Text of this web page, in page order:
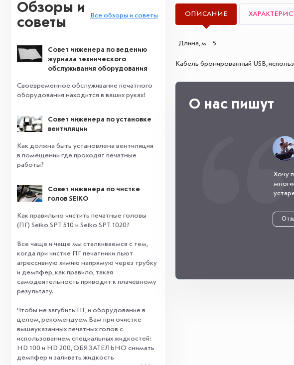
Обзоры и
советы
Все обзоры и советы
Совет инженера по ведению
журнала технического
обслуживания оборудования
Своевременное обслуживание печатного
оборудования находится в ваших руках!
Совет инженера по установке
вентиляции
Как должна быть установлена вентиляция
в помещении где проходят печатные
работы?
Совет инженера по чистке
голов SEIKO
Как правильно чистить печатные головы
(ПГ) Seiko SPT 510 и Seiko SPT 1020?
Все чаще и чаще мы сталкиваемся с тем,
когда при чистке ПГ печатники льют
агрессивную химию напрямую через трубку
и демпфер, как правило, такая
самодеятельность приводит к плачевному
результату.
Чтобы не загубить ПГ, и оборудование в
целом, рекомендуем Вам при очистке
вышеуказанных печатных голов с
использованием специальных жидкостей:
HD 100 и HD 200, ОБЯЗАТЕЛЬНО снимать
демпфер и заливать жидкость
ОПИСАНИЕ
Длина, м 5
Кабель бронированный USB,
О нас пишут
Хочу